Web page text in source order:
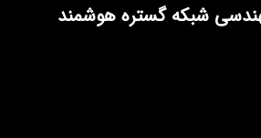
شبکه گستره هوشمند